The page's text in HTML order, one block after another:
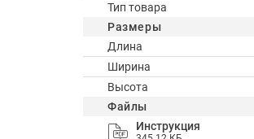
Тип товара
Размеры
Длина
Ширина
Высота
Файлы
Инструкция